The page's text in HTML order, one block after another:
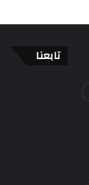
تابعنا